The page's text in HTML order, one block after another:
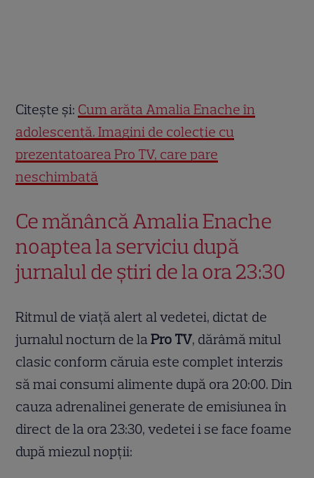
Citește și: Cum arăta Amalia Enache în
adolescență. Imagini de colecție cu
prezentatoarea Pro TV, care pare
neschimbată
Ce mănâncă Amalia Enache
noaptea la serviciu după
jurnalul de știri de la ora 23:30
Ritmul de viață alert al vedetei, dictat de
jurnalul nocturn de laPro TV, dărâmă mitul
clasic conform căruia este complet interzis
să mai consumi alimente după ora 20:00. Din
cauza adrenalinei generate de emisiunea în
direct de la ora 23:30, vedetei i se face foame
după miezul nopții: